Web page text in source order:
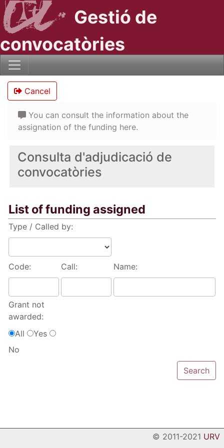
Gestió de
convocatòries
Consulta d'adjudicació de
convocatòries
List of funding assigned
Type / Called by:
Code: Call: Name:
Grant not
awarded:
All
Yes
No
Cancel
You can consult the information about the
assignation of the funding here.
© 2011-2021 URV